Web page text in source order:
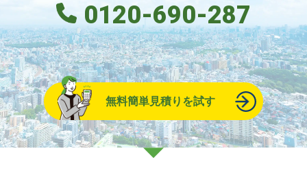
0120-690-287
無料簡単見積りを試す